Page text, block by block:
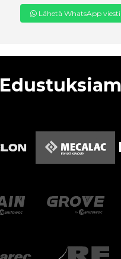
Lähetä WhatsApp viesti